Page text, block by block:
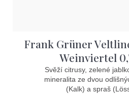
Frank Grüner
Weinviertel
Svěží citrusy, zelené
mineralita ze dvou
(Kalk) a spraš